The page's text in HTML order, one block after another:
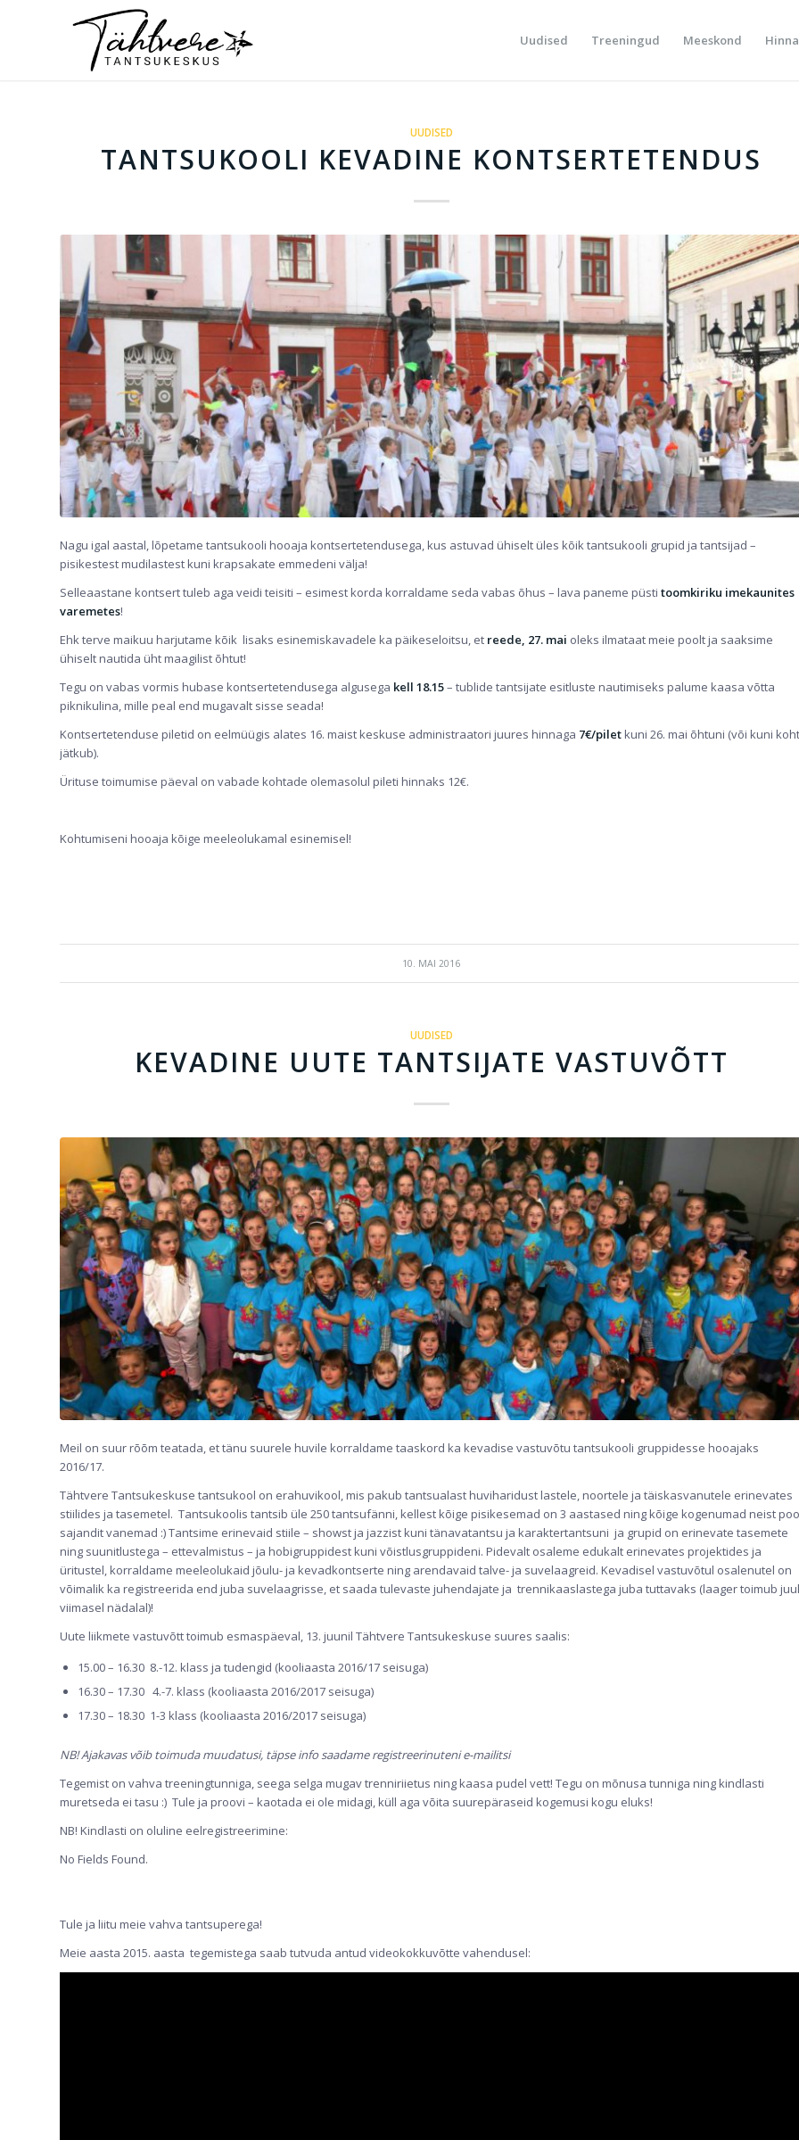
Uudised Treeningud Meeskond
UUDISED
TANTSUKOOLI KEVADINE KONTSERTETENDUS
Nagu igal aastal, lõpetame tantsukooli hooaja kontsertetendusega, kus astuvad ühiselt üles kõik tantsukooli grupid ja tantsijad –
pisikestest mudilastest kuni krapsakate emmedeni välja!
Selleaastane kontsert tuleb aga veidi teisiti – esimest korda korraldame seda vabas õhus – lava paneme püsti toomkiriku imekaunites
varemetes!
Ehk terve maikuu harjutame kõik lisaks esinemiskavadele ka päikeseloitsu, et reede, 27. mai oleks ilmataat meie poolt ja saaksime
ühiselt nautida üht maagilist õhtut!
Tegu on vabas vormis hubase kontsertetendusega algusega kell 18.15– tublide tantsijate esitluste nautimiseks palume kaasa võtta
piknikulina, mille peal end mugavalt sisse seada!
Kontsertetenduse piletid on eelmüügis alates 16. maist keskuse administraatori juures hinnaga 7€/piletkuni 26. mai õhtuni (või kuni
jätkub).
Ürituse toimumise päeval on vabade kohtade olemasolul pileti hinnaks 12€.
Kohtumiseni hooaja kõige meeleolukamal esinemisel!
10. MAI 2016
UUDISED
KEVADINE UUTE TANTSIJATE VASTUVÕTT
Meil on suur rõõm teatada, et tänu suurele huvile korraldame taaskord ka kevadise vastuvõtu tantsukooli gruppidesse hooajaks
2016/17.
Tähtvere Tantsukeskuse tantsukool on erahuvikool, mis pakub tantsualast huviharidust lastele, noortele ja täiskasvanutele erinevates
stiilides ja tasemetel. Tantsukoolis tantsib üle 250 tantsufänni, kellest kõige pisikesemad on 3 aastased ning kõige kogenumad neist
sajandit vanemad :) Tantsime erinevaid stiile – showst ja jazzist kuni tänavatantsu ja karaktertantsuni ja grupid on erinevate tasemete
ning suunitlustega – ettevalmistus – ja hobigruppidest kuni võistlusgruppideni. Pidevalt osaleme edukalt erinevates projektides ja
üritustel, korraldame meeleolukaid jõulu- ja kevadkontserte ning arendavaid talve- ja suvelaagreid. Kevadisel vastuvõtul osalenutel on
võimalik ka registreerida end juba suvelaagrisse, et saada tulevaste juhendajate ja trennikaaslastega juba tuttavaks (laager toimub
viimasel nädalal)!
Uute liikmete vastuvõtt toimub esmaspäeval, 13. juunil Tähtvere Tantsukeskuse suures saalis:
15.00 – 16.30 8.-12. klass ja tudengid (kooliaasta 2016/17 seisuga)
16.30 – 17.30 4.-7. klass (kooliaasta 2016/2017 seisuga)
17.30 – 18.30 1-3 klass (kooliaasta 2016/2017 seisuga)
NB! Ajakavas võib toimuda muudatusi, täpse info saadame registreerinuteni e-mailitsi
Tegemist on vahva treeningtunniga, seega selga mugav trenniriietus ning kaasa pudel vett! Tegu on mõnusa tunniga ning kindlasti
muretseda ei tasu :) Tule ja proovi – kaotada ei ole midagi, küll aga võita suurepäraseid kogemusi kogu eluks!
NB! Kindlasti on oluline eelregistreerimine:
No Fields Found.
Tule ja liitu meie vahva tantsuperega!
Meie aasta 2015. aasta tegemistega saab tutvuda antud videokokkuvõtte vahendusel: